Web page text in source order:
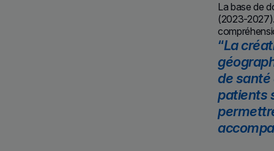
La base de
(2023-
La
de santé
patients